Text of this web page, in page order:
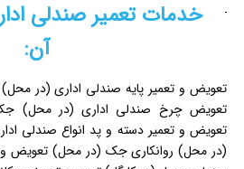
خدمات تعمیر صندلی
آن:
تعویض و تعمیر پایه صندلی اداری (در
تعویض چرخ صندلی اداری (در محل)
تعویض و تعمیر دسته و پد انواع صندلی
(در محل) روانکاری جک (در محل) تعویض و